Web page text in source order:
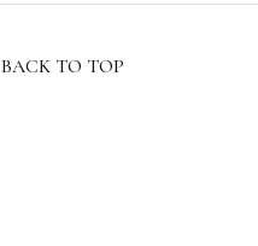
BACK TO TOP